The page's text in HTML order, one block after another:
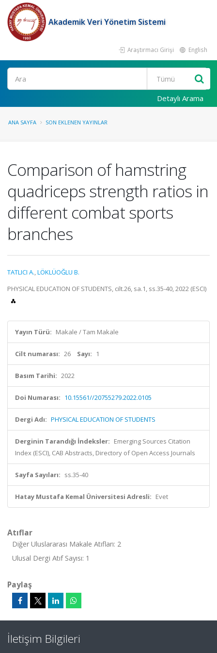
Akademik Veri Yönetim Sistemi
Araştırmacı Girişi English
Ara
Detaylı Arama
ANA SAYFA SON EKLENEN YAYINLAR
Comparison of hamstring
quadriceps strength ratios in
different combat sports
branches
TATLICI A.,LÖKLÜOĞLU B.
PHYSICAL EDUCATION OF STUDENTS, cilt.26, sa.1, ss.35-40, 2022 (ESCI)
Yayın Türü: Makale / Tam Makale
Cilt numarası: 26 Sayı: 1
Basım Tarihi: 2022
Doi Numarası: 10.15561//20755279.2022.0105
Dergi Adı: PHYSICAL EDUCATION OF STUDENTS
Derginin Tarandığı İndeksler: Emerging Sources Citation
Index (ESCI), CAB Abstracts, Directory of Open Access Journals
Sayfa Sayıları: ss.35-40
Hatay Mustafa Kemal Üniversitesi Adresli: Evet
Atıflar
Diğer Uluslararası Makale Atıfları: 2
Ulusal Dergi Atıf Sayısı: 1
Paylaş
İletişim Bilgileri